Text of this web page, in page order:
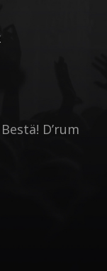
D’rum